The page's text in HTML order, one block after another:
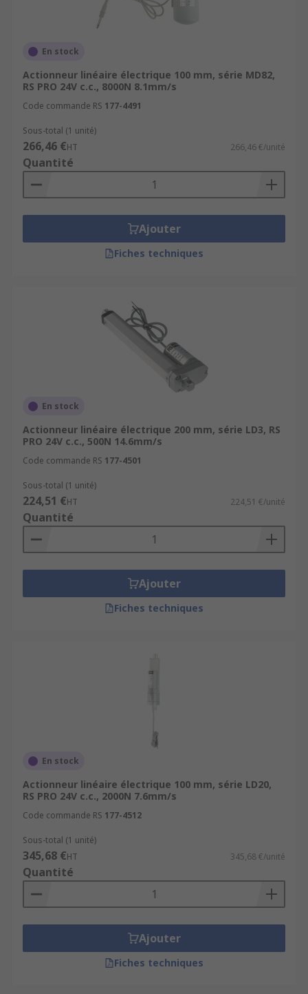
En stock
Actionneur linéaire électrique 100 mm, série MD82,
RS PRO 24V c.c., 8000N 8.1mm/s
Code commande RS 177-4491
Sous-total (1 unité)
266,46 €HT 266,46 €/unité
Quantité
Ajouter
Fiches techniques
En stock
Actionneur linéaire électrique 200 mm, série LD3, RS
PRO 24V c.c., 500N 14.6mm/s
Code commande RS 177-4501
Sous-total (1 unité)
224,51 €HT 224,51 €/unité
Quantité
Ajouter
Fiches techniques
En stock
Actionneur linéaire électrique 100 mm, série LD20,
RS PRO 24V c.c., 2000N 7.6mm/s
Code commande RS 177-4512
Sous-total (1 unité)
345,68 €HT 345,68 €/unité
Quantité
Ajouter
Fiches techniques